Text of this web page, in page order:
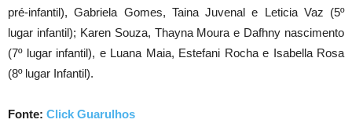
pré-infantil), Gabriela Gomes, Taina Juvenal e Leticia Vaz (5º
lugar infantil); Karen Souza, Thayna Moura e Dafhny nascimento
(7º lugar infantil), e Luana Maia, Estefani Rocha e Isabella Rosa
(8º lugar Infantil).
Fonte: Click Guarulhos